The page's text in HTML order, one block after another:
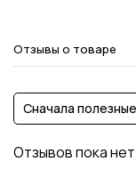
Отзывы о товаре
Сначала полезные
Отзывов пока